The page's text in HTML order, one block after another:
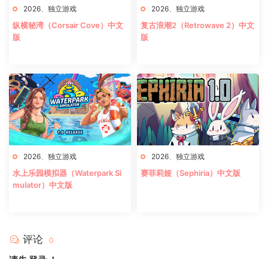
2026 独立游戏
纵横秘湾（Corsair Cove）中文
版
2026 独立游戏
复古浪潮2（Retrowave 2）中文
版
2026 独立游戏
水上乐园模拟器（Waterpark Si
mulator）中文版
2026 独立游戏
赛菲莉娅（Sephiria）中文版
评论 0